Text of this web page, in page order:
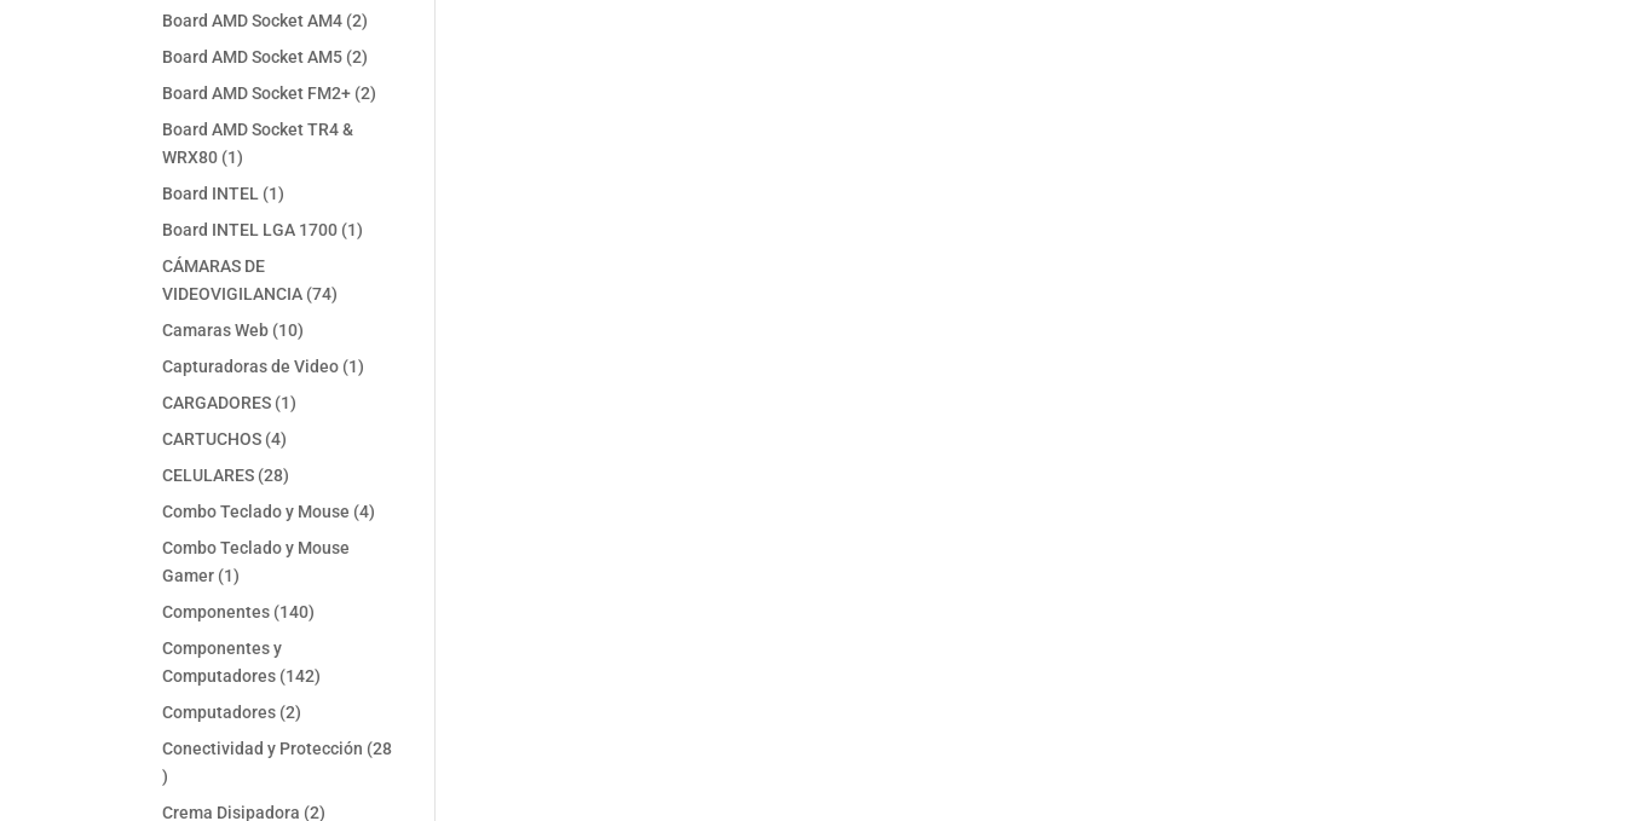
productos
Board AMD Socket AM4 22
productos
Board AMD Socket AM5 22
productos
Board AMD Socket FM2+ 22
Board AMD Socket TR4 &
WRX80 11
producto
Board INTEL 11
producto
Board INTEL LGA 1700 11
CÁMARAS DE
VIDEOVIGILANCIA 7474
Camaras Web 1010
productos
Capturadoras de Video 11
CARGADORES 11
CARTUCHOS 44
productos
CELULARES 2828
productos
Combo Teclado y Mouse 44
Combo Teclado y Mouse
Gamer 11
producto
Componentes 140140
Componentes y
Computadores 142142
Computadores 22
productos
Conectividad y Protección 28
28
productos
Crema Disipadora 22